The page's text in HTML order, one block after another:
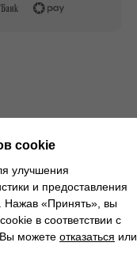
cookie
улучшения
и предоставления
Нажав «Принять», вы
в соответствии с
. Вы можете отказаться или